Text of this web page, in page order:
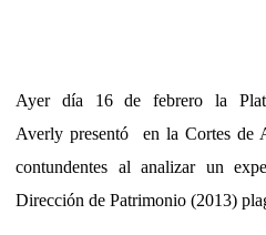
Ayer día 16 de febrero la
Averlypresentó
en la Cortes de
contundentes al analizar un
Dirección de Patrimonio (2013)